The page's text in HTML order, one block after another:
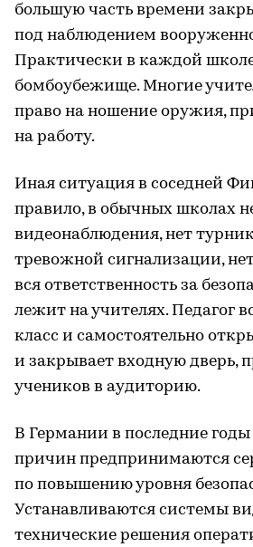
большую часть времени
под наблюдением
Практически в каждой
бомбоубежище. Многие
право на ношение оружия,
на работу.
Иная ситуация в соседней
правило, в обычных школах
видеонаблюдения, нет
тревожной сигнализации,
вся ответственность за
лежит на учителях. Педагог
класс и самостоятельно
и закрывает входную дверь,
учеников в аудиторию.
В Германии в последние
причин предпринимаются
по повышению уровня
Устанавливаются системы
технические решения